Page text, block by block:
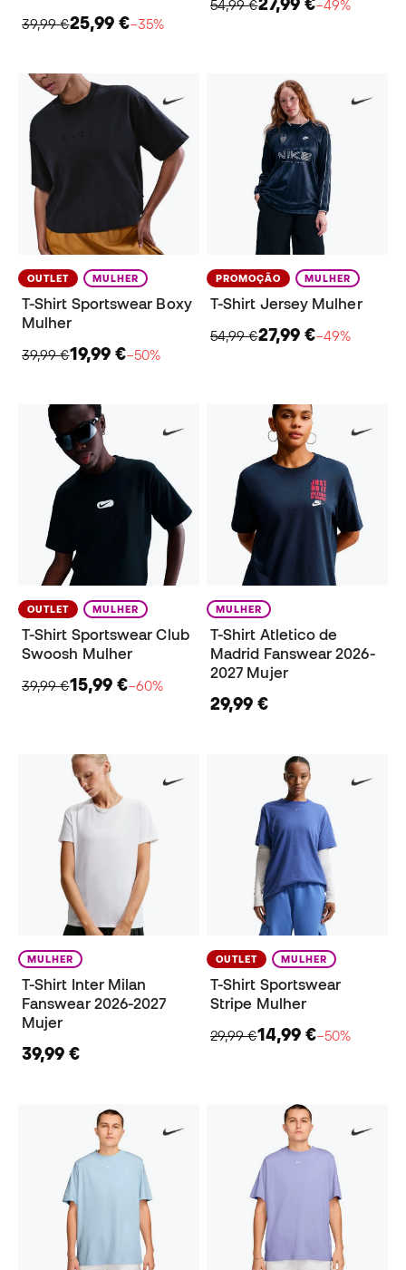
39,99 €25,99 €−35%
54,99 € −49%
OUTLET MULHER
T-Shirt Sportswear Boxy
Mulher
39,99 €19,99 €−50%
PROMOÇÃO MULHER
T-Shirt Jersey Mulher
54,99 €27,99 €−49%
OUTLET MULHER
T-Shirt Sportswear Club
Swoosh Mulher
39,99 €15,99 €−60%
MULHER
T-Shirt Atletico de
Madrid Fanswear 2026-
2027 Mujer
29,99 €
MULHER
T-Shirt Inter Milan
Fanswear 2026-2027
Mujer
39,99 €
OUTLET MULHER
T-Shirt Sportswear
Stripe Mulher
29,99 €14,99 €−50%